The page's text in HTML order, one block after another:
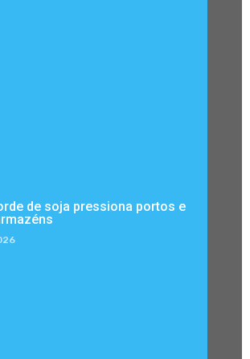
de soja pressiona portos e